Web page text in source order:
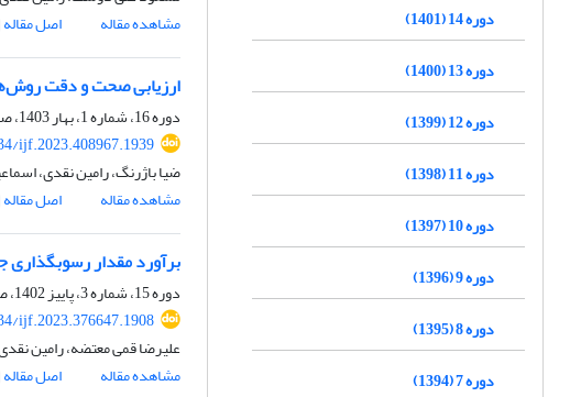
مشاهده مقاله
اصل مقاله
ارزیابی صحت و دقت
دوره 16، شماره 1، بهار 1403، صفحه
ijf.2023.408967.1939
ضیا باژرنگ، رامین نقدی،
مشاهده مقاله
اصل مقاله
برآورد مقدار رسوبگذاری
دوره 15، شماره 3، پاییز 1402، صفحه
ijf.2023.376647.1908
علیرضا قمی معتضه، رامین
مشاهده مقاله
اصل مقاله
دوره 14 (1401)
دوره 13 (1400)
دوره 12 (1399)
دوره 11 (1398)
دوره 10 (1397)
دوره 9 (1396)
دوره 8 (1395)
دوره 7 (1394)